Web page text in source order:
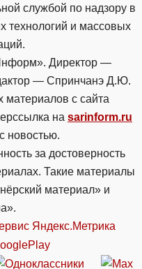
службой по надзору в
технологий и массовых
Директор —
— Спринчанэ Д.Ю.
с сайта
на sarinform.ru
новостью.
за достоверность
Такие материалы
материал» и
Яндекс.Метрика